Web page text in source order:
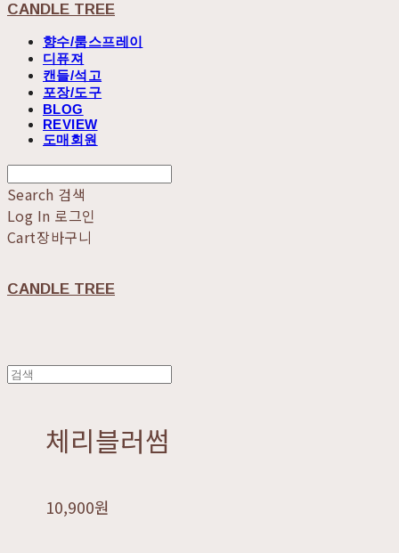
CANDLE TREE
향수/룸스프레이
디퓨져
캔들/석고
포장/도구
BLOG
REVIEW
도매회원
Search 검색
Log In 로그인
Cart장바구니
CANDLE TREE
체리블러썸
10,900원